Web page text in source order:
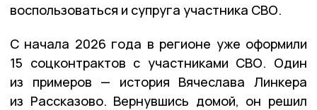
воспользоваться и супруга участника СВО.
С начала 2026 года в регионе уже оформили
15 соцконтрактов с участниками СВО. Один
из примеров — история Вячеслава Линкера
из Рассказово. Вернувшись домой, он решил